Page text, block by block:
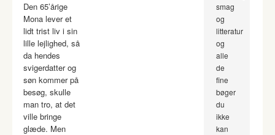
Den 65’årige
Mona lever et
lidt trist liv i sin
lille lejlighed, så
da hendes
svigerdatter og
søn kommer på
besøg, skulle
man tro, at det
ville bringe
glæde. Men
smag
og
litteratur
og
alle
de
fine
bøger
du
ikke
kan